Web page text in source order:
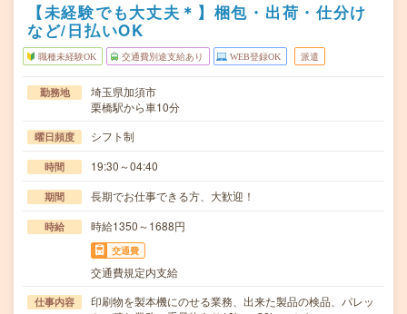
【未経験でも大丈夫＊】梱包・出荷・仕分け
など/日払いOK
職種未経験OK 交通費別途支給あり WEB登録OK 派遣
勤務地
埼玉県加須市
栗橋駅から車10分
曜日頻度 シフト制
時間 19:30～04:40
期間 長期でお仕事できる方、大歓迎！
時給 時給1350～1688円
交通費
交通費規定内支給
仕事内容
印刷物を製本機にのせる業務、出来た製品の検品、パレッ